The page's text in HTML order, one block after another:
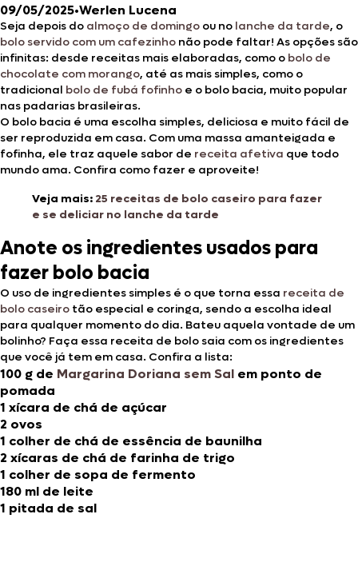
09/05/2025•Werlen Lucena
Seja depois do almoço de domingo ou no lanche da tarde, o
bolo servido com um cafezinho não pode faltar! As opções são
infinitas: desde receitas mais elaboradas, como o bolo de
chocolate com morango, até as mais simples, como o
tradicional bolo de fubá fofinho e o bolo bacia, muito popular
nas padarias brasileiras.
O bolo bacia é uma escolha simples, deliciosa e muito fácil de
ser reproduzida em casa. Com uma massa amanteigada e
fofinha, ele traz aquele sabor de receita afetiva que todo
mundo ama. Confira como fazer e aproveite!
Veja mais: 25 receitas de bolo caseiro para fazer
e se deliciar no lanche da tarde
Anote os ingredientes usados para
fazer bolo bacia
O uso de ingredientes simples é o que torna essa receita de
bolo caseiro tão especial e coringa, sendo a escolha ideal
para qualquer momento do dia. Bateu aquela vontade de um
bolinho? Faça essa receita de bolo saia com os ingredientes
que você já tem em casa. Confira a lista:
100 g de Margarina Doriana sem Sal em ponto de
pomada
1 xícara de chá de açúcar
2 ovos
1 colher de chá de essência de baunilha
2 xícaras de chá de farinha de trigo
1 colher de sopa de fermento
180 ml de leite
1 pitada de sal